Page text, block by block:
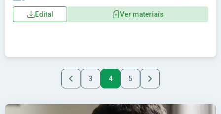
Edital Ver materiais
3 4 5